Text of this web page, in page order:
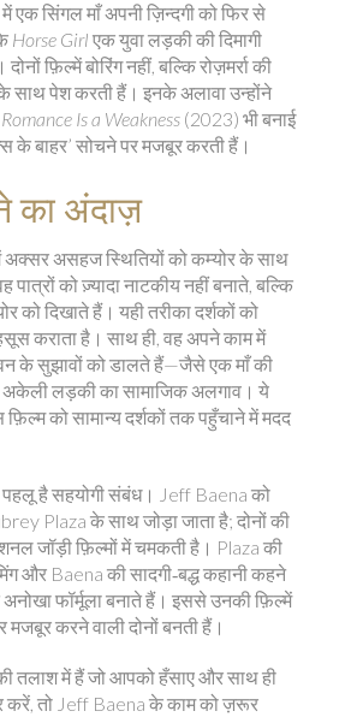
सिंगल माँ अपनी ज़िन्दगी को फिर से
Horse Girl एक युवा लड़की की दिमागी
फ़िल्में बोरिंग नहीं, बल्कि रोज़मर्रा की
साथ पेश करती हैं। इनके अलावा उन्होंने
Romance Is a Weakness (2023) भी बनाई
के बाहर’ सोचने पर मजबूर करती हैं।
का अंदाज़
अक्सर असहज स्थितियों को कम्योर के साथ
पात्रों को ज़्यादा नाटकीय नहीं बनाते, बल्कि
को दिखाते हैं। यही तरीका दर्शकों को
कराता है। साथ ही, वह अपने काम में
के सुझावों को डालते हैं—जैसे एक माँ की
अकेली लड़की का सामाजिक अलगाव। ये
को सामान्य दर्शकों तक पहुँचाने में मदद
है सहयोगी संबंध। Jeff Baena को
Plaza के साथ जोड़ा जाता है; दोनों की
जॉड़ी फ़िल्मों में चमकती है। Plaza की
और Baena की सादगी‑बद्ध कहानी कहने
फॉर्मूला बनाते हैं। इससे उनकी फ़िल्में
करने वाली दोनों बनती हैं।
तलाश में हैं जो आपको हँसाए और साथ ही
करें, तो Jeff Baena के काम को ज़रूर